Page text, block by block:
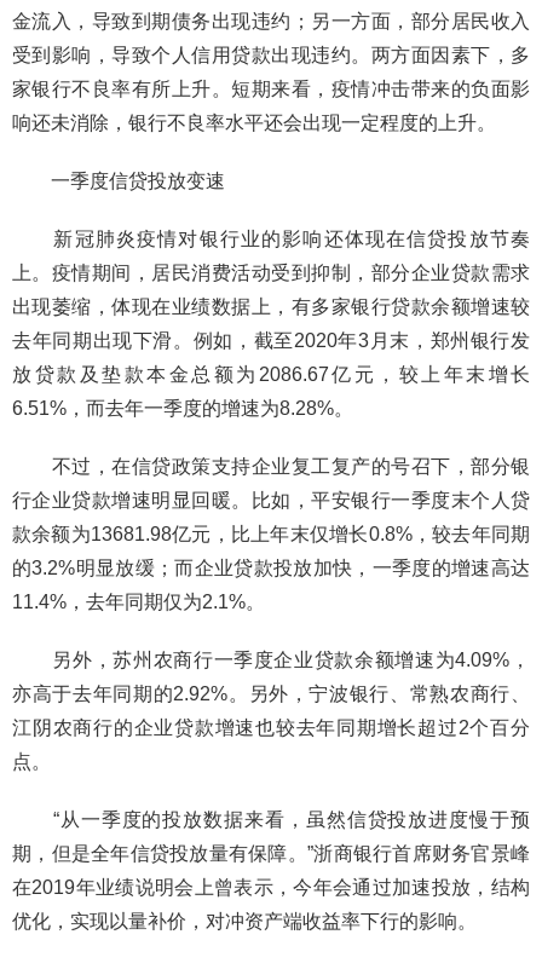
金流入，导致到期债务出现违约；另一方面，部分居民收入
受到影响，导致个人信用贷款出现违约。两方面因素下，多
家银行不良率有所上升。短期来看，疫情冲击带来的负面影
响还未消除，银行不良率水平还会出现一定程度的上升。
一季度信贷投放变速
新冠肺炎疫情对银行业的影响还体现在信贷投放节奏
上。疫情期间，居民消费活动受到抑制，部分企业贷款需求
出现萎缩，体现在业绩数据上，有多家银行贷款余额增速较
去年同期出现下滑。例如，截至2020年3月末，郑州银行发
放贷款及垫款本金总额为2086.67亿元，较上年末增长
6.51%，而去年一季度的增速为8.28%。
不过，在信贷政策支持企业复工复产的号召下，部分银
行企业贷款增速明显回暖。比如，平安银行一季度末个人贷
款余额为13681.98亿元，比上年末仅增长0.8%，较去年同期
的3.2%明显放缓；而企业贷款投放加快，一季度的增速高达
11.4%，去年同期仅为2.1%。
另外，苏州农商行一季度企业贷款余额增速为4.09%，
亦高于去年同期的2.92%。另外，宁波银行、常熟农商行、
江阴农商行的企业贷款增速也较去年同期增长超过2个百分
点。
“从一季度的投放数据来看，虽然信贷投放进度慢于预
期，但是全年信贷投放量有保障。”浙商银行首席财务官景峰
在2019年业绩说明会上曾表示，今年会通过加速投放，结构
优化，实现以量补价，对冲资产端收益率下行的影响。